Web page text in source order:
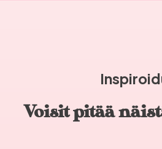
Voisit pitää